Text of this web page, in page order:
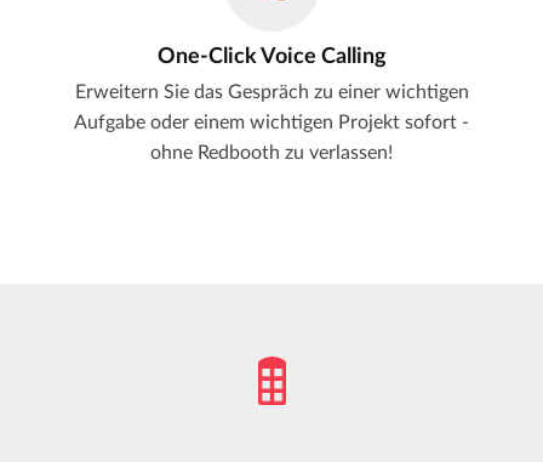
One-Click Voice Calling
Erweitern Sie das Gespräch zu einer wichtigen
Aufgabe oder einem wichtigen Projekt sofort -
ohne Redbooth zu verlassen!